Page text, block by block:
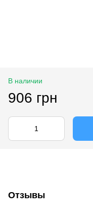
В наличии
906 грн
Отзывы